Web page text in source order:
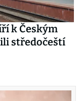
k Českým
středočeští